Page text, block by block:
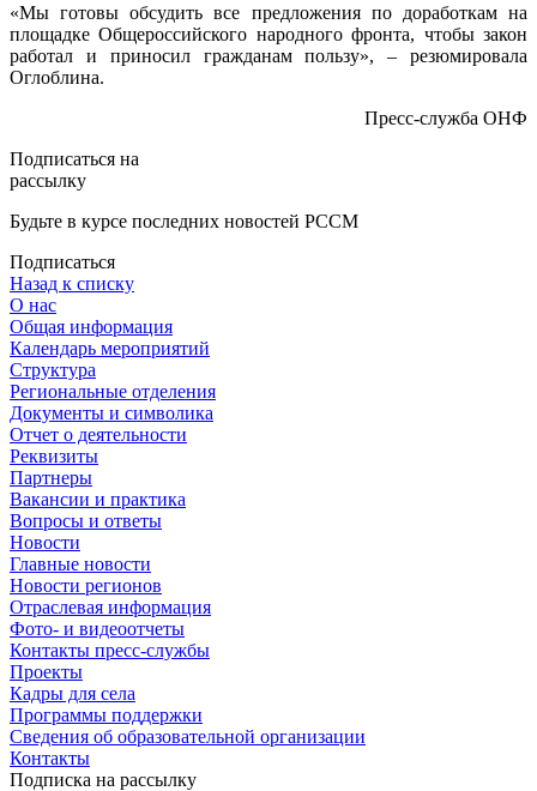
«Мы готовы обсудить все предложения по доработкам на
площадке Общероссийского народного фронта, чтобы закон
работал и приносил гражданам пользу», – резюмировала
Оглоблина.
Пресс-служба ОНФ
Подписаться на
рассылку
Будьте в курсе последних новостей РССМ
Подписаться
Назад к списку
О нас
Общая информация
Календарь мероприятий
Структура
Региональные отделения
Документы и символика
Отчет о деятельности
Реквизиты
Партнеры
Вакансии и практика
Вопросы и ответы
Новости
Главные новости
Новости регионов
Отраслевая информация
Фото- и видеоотчеты
Контакты пресс-службы
Проекты
Кадры для села
Программы поддержки
Сведения об образовательной организации
Контакты
Подписка на рассылку